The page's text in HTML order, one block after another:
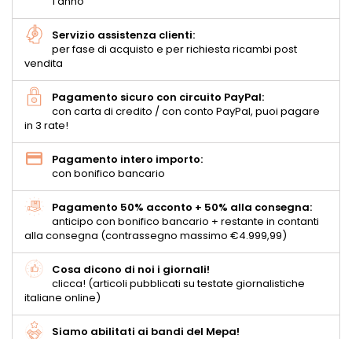
Servizio assistenza clienti:
per fase di acquisto e per richiesta ricambi post
vendita
Pagamento sicuro con circuito PayPal:
con carta di credito / con conto PayPal, puoi pagare
in 3 rate!
Pagamento intero importo:
con bonifico bancario
Pagamento 50% acconto + 50% alla consegna:
anticipo con bonifico bancario + restante in contanti
alla consegna (contrassegno massimo €4.999,99)
Cosa dicono di noi i giornali!
clicca! (articoli pubblicati su testate giornalistiche
italiane online)
Siamo abilitati ai bandi del Mepa!